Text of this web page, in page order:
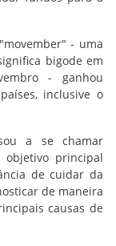
- uma
bigode em
- ganhou
inclusive o
a se chamar
objetivo principal
de cuidar da
de maneira
causas de